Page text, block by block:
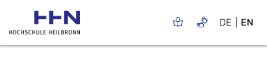
DE EN